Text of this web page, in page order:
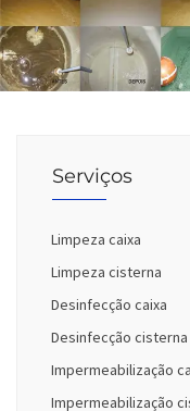
Serviços
Limpeza caixa
Limpeza cisterna
Desinfecção caixa
Desinfecção cisterna
Impermeabilização
Impermeabilização